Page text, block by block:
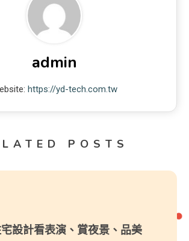
admin
https://yd-tech.com.tw
POSTS
設計看表演、賞夜景、品美